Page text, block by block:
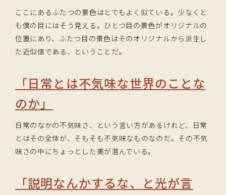
ここにあるふたつの景色はとてもよく似ている。少なくと
も僕の目にはそう見える。ひとつ目の景色がオリジナルの
位置にあり、ふたつ目の景色はそのオリジナルから派生し
た近似値である、ということだ。
「日常とは不気味な世界のことな
のか」
日常のなかの不気味さ、という言い方があるけれど、日常
とはその全体が、そもそも不気味なものなのだ。その不気
味さの中にちょっとした美が潜んでいる。
「説明なんかするな、と光が言